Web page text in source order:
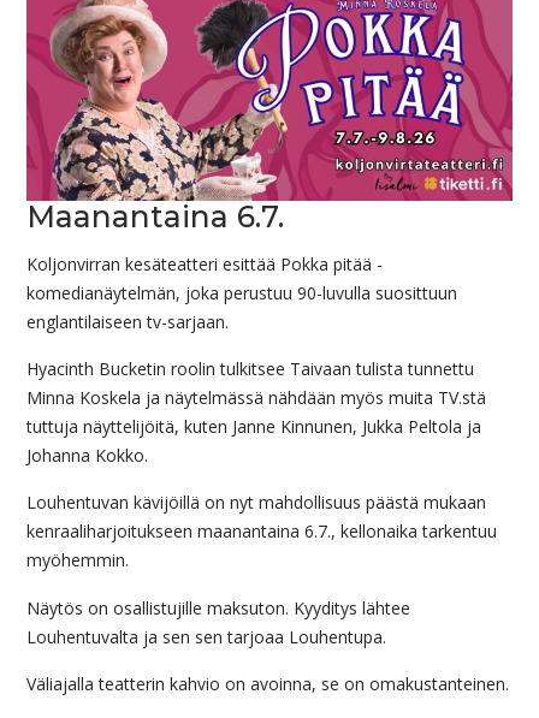
Maanantaina 6.7.
Koljonvirran kesäteatteri esittää Pokka pitää -
komedianäytelmän, joka perustuu 90-luvulla suosittuun
englantilaiseen tv-sarjaan.
Hyacinth Bucketin roolin tulkitsee Taivaan tulista tunnettu
Minna Koskela ja näytelmässä nähdään myös muita TV.stä
tuttuja näyttelijöitä, kuten Janne Kinnunen, Jukka Peltola ja
Johanna Kokko.
Louhentuvan kävijöillä on nyt mahdollisuus päästä mukaan
kenraaliharjoitukseen maanantaina 6.7., kellonaika tarkentuu
myöhemmin.
Näytös on osallistujille maksuton. Kyyditys lähtee
Louhentuvalta ja sen sen tarjoaa Louhentupa.
Väliajalla teatterin kahvio on avoinna, se on omakustanteinen.